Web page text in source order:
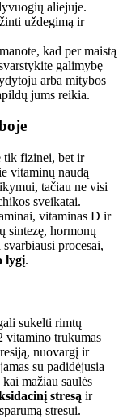
aliejuje.
uždegimą ir
kad per maistą
galimybę
arba mitybos
jums reikia.
tik fizinei, bet ir
vitaminų naudą
tačiau ne visi
sveikatai.
vitaminas D ir
sintezę, hormonų
procesai,
lygį.
sukelti rimtų
vitamino trūkumas
nuovargį ir
su padidėjusia
mažiau saulės
stresą ir
stresui.